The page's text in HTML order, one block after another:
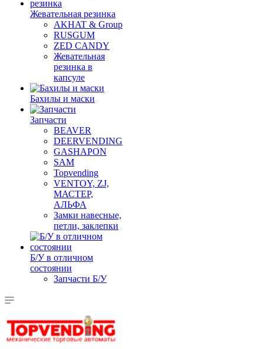
Жевательная резинка
AKHAT & Group
RUSGUM
ZED CANDY
Жевательная
резинка в
капсуле
Бахилы и маски
Запчасти
BEAVER
DEERVENDING
GASHAPON
SAM
Topvending
VENTOY, ZJ,
МАСТЕР,
АЛЬФА
Замки навесные,
петли, заклепки
Б/У в отличном
состоянии
Запчасти Б/У